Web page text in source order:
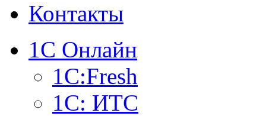
Контакты
1С Онлайн
1С:Fresh
1С: ИТС